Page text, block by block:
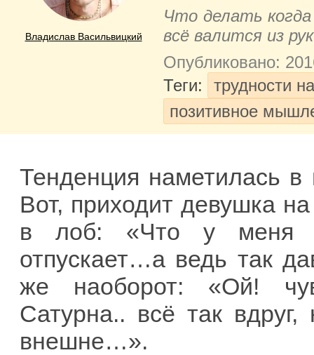
Владислав Васильвицкий
Что делать
всё валится из
Опубликовано:
Теги:
трудности
позитивное
Тенденция наметилась
Вот, приходит девушка
в лоб: «Что у меня
отпускает…а ведь так
же наоборот: «Ой!
Сатурна.. всё так
внешне…».